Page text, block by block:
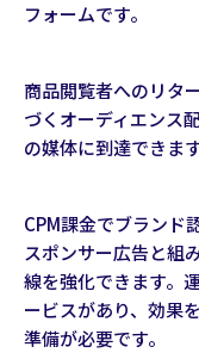
フォームです。
商品閲覧者へのリタ
づくオーディエンス
の媒体に到達できます
CPM課金でブランド
スポンサー広告と組
線を強化できます。
ービスがあり、効果
準備が必要です。